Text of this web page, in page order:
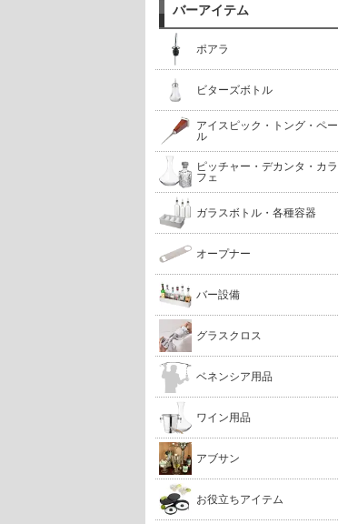
バーアイテム
ポアラ
ビターズボトル
アイスピック・トング・ペー
ル
ピッチャー・デカンタ・カラ
フェ
ガラスボトル・各種容器
オープナー
バー設備
グラスクロス
ベネンシア用品
ワイン用品
アブサン
お役立ちアイテム